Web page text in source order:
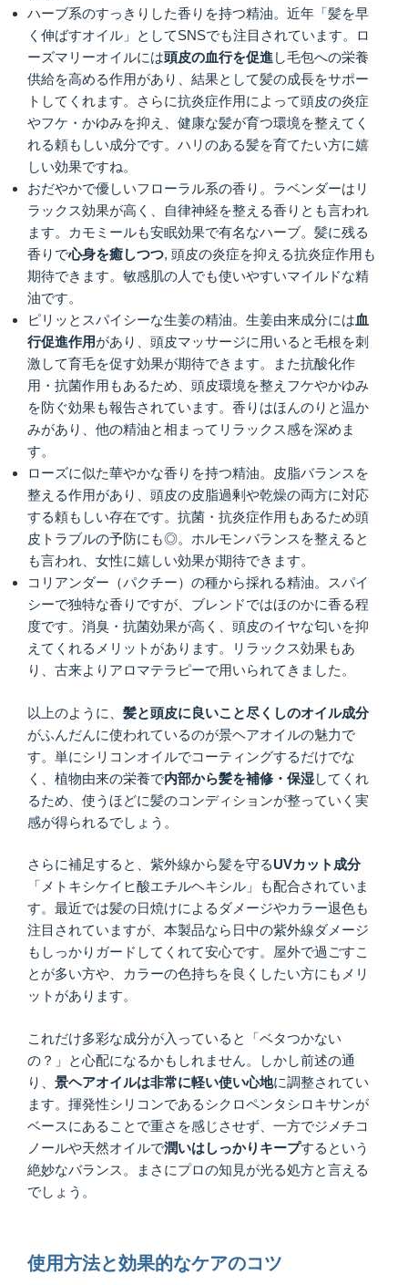
ハーブ系のすっきりした香りを持つ精油。近年「髪を早
く伸ばすオイル」としてSNSでも注目されています。ロ
ーズマリーオイルには頭皮の血行を促進 し毛包への栄養
供給を高める作用があり、結果として髪の成長をサポー
トしてくれます。さらに抗炎症作用によって頭皮の炎症
やフケ・かゆみを抑え、健康な髪が育つ環境を整えてく
れる頼もしい成分です。ハリのある髪を育てたい方に嬉
しい効果ですね。
おだやかで優しいフローラル系の香り。ラベンダーはリ
ラックス効果が高く、自律神経を整える香りとも言われ
ます。カモミールも安眠効果で有名なハーブ。髪に残る
香りで心身を癒しつつ, 頭皮の炎症を抑える抗炎症作用も
期待できます。敏感肌の人でも使いやすいマイルドな精
油です。
ピリッとスパイシーな生姜の精油。生姜由来成分には血
行促進作用があり、頭皮マッサージに用いると毛根を刺
激して育毛を促す効果が期待できます。また抗酸化作
用・抗菌作用もあるため、頭皮環境を整えフケやかゆみ
を防ぐ効果も報告されています。香りはほんのりと温か
みがあり、他の精油と相まってリラックス感を深めま
す。
ローズに似た華やかな香りを持つ精油。皮脂バランスを
整える作用があり、頭皮の皮脂過剰や乾燥の両方に対応
する頼もしい存在です。抗菌・抗炎症作用もあるため頭
皮トラブルの予防にも◎。ホルモンバランスを整えると
も言われ、女性に嬉しい効果が期待できます。
コリアンダー（パクチー）の種から採れる精油。スパイ
シーで独特な香りですが、ブレンドではほのかに香る程
度です。消臭・抗菌効果が高く、頭皮のイヤな匂いを抑
えてくれるメリットがあります。リラックス効果もあ
り、古来よりアロマテラピーで用いられてきました。
以上のように、 髪と頭皮に良いこと尽くしのオイル成分
がふんだんに使われているのが景ヘアオイルの魅力で
す。単にシリコンオイルでコーティングするだけでな
く、植物由来の栄養で内部から髪を補修・保湿してくれ
るため、使うほどに髪のコンディションが整っていく実
感が得られるでしょう。
さらに補足すると、紫外線から髪を守るUVカット成分
「メトキシケイヒ酸エチルヘキシル」も配合されていま
す。最近では髪の日焼けによるダメージやカラー退色も
注目されていますが、本製品なら日中の紫外線ダメージ
もしっかりガードしてくれて安心です。屋外で過ごすこ
とが多い方や、カラーの色持ちを良くしたい方にもメリ
ットがあります。
これだけ多彩な成分が入っていると「ベタつかない
の？」と心配になるかもしれません。しかし前述の通
り、 景ヘアオイルは非常に軽い使い心地に調整されてい
ます。揮発性シリコンであるシクロペンタシロキサンが
ベースにあることで重さを感じさせず、一方でジメチコ
ノールや天然オイルで潤いはしっかりキープするという
絶妙なバランス。まさにプロの知見が光る処方と言える
でしょう。
使用方法と効果的なケアのコツ